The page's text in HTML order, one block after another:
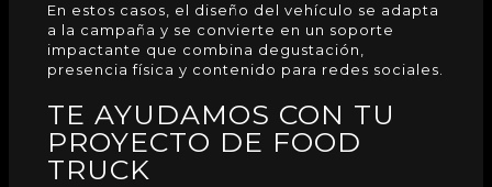
En estos casos, el diseño del vehículo se adapta
a la campaña y se convierte en un soporte
impactante que combina degustación,
presencia física y contenido para redes sociales.
TE AYUDAMOS CON TU
PROYECTO DE FOOD
TRUCK